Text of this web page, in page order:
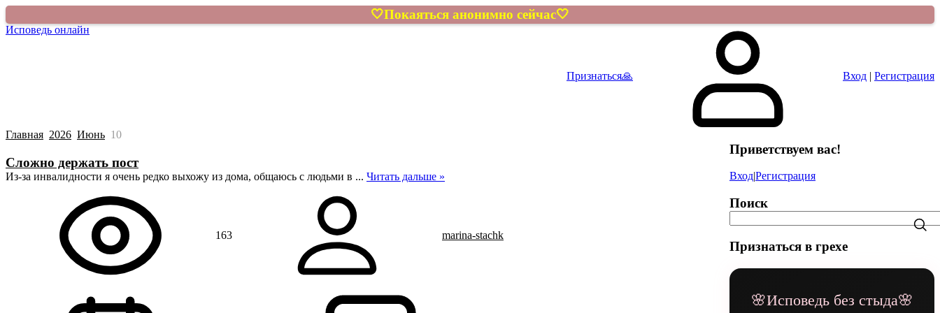
🤍Покаяться анонимно сейчас🤍
Исповедь онлайн
Признаться🙏 Вход | Регистрация
Главная 2026 Июнь 10
Сложно держать пост
Из-за инвалидности я очень редко выхожу из дома, общаюсь с людьми в ... Читать дальше »
163 marina-stachk
Приветствуем вас!
Вход|Регистрация
Поиск
Признаться в грехе
🌸Исповедь без стыда🌸